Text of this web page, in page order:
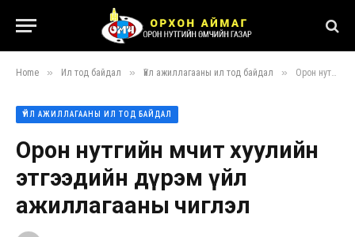
Home » Ил тод байдал » Үйл ажиллагааны ил тод байдал » Орон нутгийн өмчит хуулийн этгээдийн дүрэм үйл ажиллагааны чиглэл
ҮЙЛ АЖИЛЛАГААНЫ ИЛ ТОД БАЙДАЛ
Орон нутгийн өмчит хуулийн
этгээдийн дүрэм үйл
ажиллагааны чиглэл